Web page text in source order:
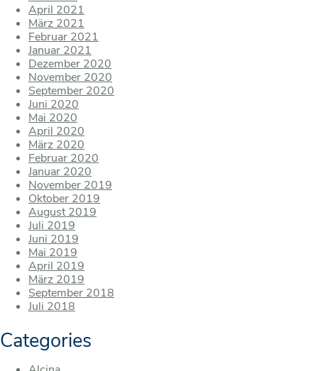
April 2021
März 2021
Februar 2021
Januar 2021
Dezember 2020
November 2020
September 2020
Juni 2020
Mai 2020
April 2020
März 2020
Februar 2020
Januar 2020
November 2019
Oktober 2019
August 2019
Juli 2019
Juni 2019
Mai 2019
April 2019
März 2019
September 2018
Juli 2018
Categories